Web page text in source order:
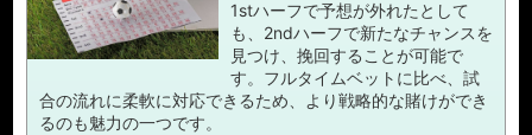
1stハーフで予想が外れたとして
も、2ndハーフで新たなチャンスを
見つけ、挽回することが可能で
す。フルタイムベットに比べ、試
合の流れに柔軟に対応できるため、より戦略的な賭けができ
るのも魅力の一つです。